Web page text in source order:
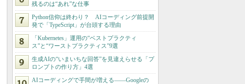
残るのは“あれ”な仕事
Python信仰は終わり？ AIコーディング前提開
発で「TypeScript」が台頭する理由
「Kubernetes」運用の“ベストプラクティ
ス”と“ワーストプラクティス”9選
生成AIの“いまいちな回答”を見違えらせる「プ
ロンプトの作り方」4選
AIコーディングで手間が増える――Googleの